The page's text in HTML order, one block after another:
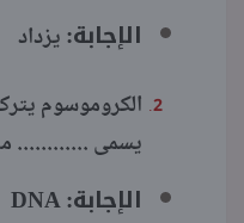
الإجابة:يزداد
الكروموسوم
يسمى ............
الإجابة: